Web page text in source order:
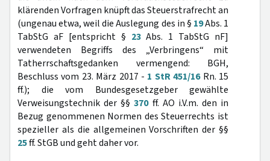
klärenden Vorfragen knüpft das Steuerstrafrecht an
(ungenau etwa, weil die Auslegung des in § 19Abs. 1
TabStG aF [entspricht § 23Abs. 1 TabStG nF]
verwendeten Begriffs des „Verbringens“ mit
Tatherrschaftsgedanken vermengend: BGH,
Beschluss vom 23. März 2017 - 1 StR 451/16Rn. 15
ff.); die vom Bundesgesetzgeber gewählte
Verweisungstechnik der §§370ff. AO i.V.m. den in
Bezug genommenen Normen des Steuerrechts ist
spezieller als die allgemeinen Vorschriften der §§
25ff. StGB und geht daher vor.